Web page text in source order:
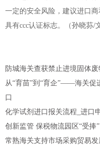
一定的安全风险，建议进口
具有ccc认证标志。（孙晓荪/
防城海关查获禁止进境固体废
从“育苗”到“育企”——海关促
口
化学试剂进口报关流程_进口
创新监管 保税物流园区“受捧”
常熟海关支持市场采购贸易